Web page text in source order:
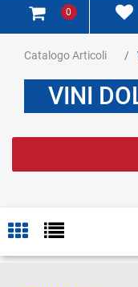
0
Catalogo Articoli
VINI